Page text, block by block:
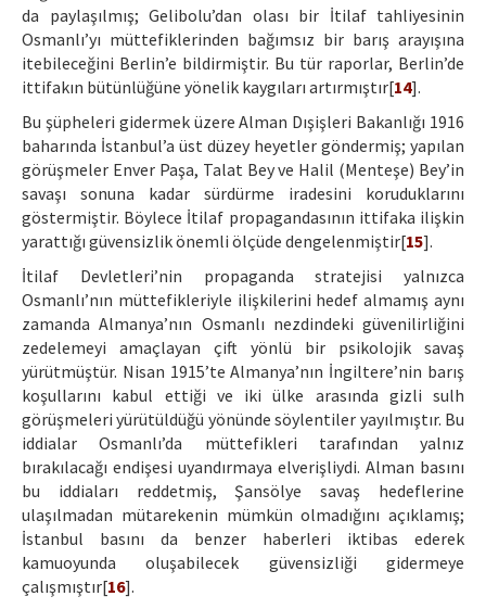
da paylaşılmış; Gelibolu’dan olası bir İtilaf tahliyesinin
Osmanlı’yı müttefiklerinden bağımsız bir barış arayışına
itebileceğini Berlin’e bildirmiştir. Bu tür raporlar, Berlin’de
ittifakın bütünlüğüne yönelik kaygıları artırmıştır[14].
Bu şüpheleri gidermek üzere Alman Dışişleri Bakanlığı 1916
baharında İstanbul’a üst düzey heyetler göndermiş; yapılan
görüşmeler Enver Paşa, Talat Bey ve Halil (Menteşe) Bey’in
savaşı sonuna kadar sürdürme iradesini koruduklarını
göstermiştir. Böylece İtilaf propagandasının ittifaka ilişkin
yarattığı güvensizlik önemli ölçüde dengelenmiştir[15].
İtilaf Devletleri’nin propaganda stratejisi yalnızca
Osmanlı’nın müttefikleriyle ilişkilerini hedef almamış aynı
zamanda Almanya’nın Osmanlı nezdindeki güvenilirliğini
zedelemeyi amaçlayan çift yönlü bir psikolojik savaş
yürütmüştür. Nisan 1915’te Almanya’nın İngiltere’nin barış
koşullarını kabul ettiği ve iki ülke arasında gizli sulh
görüşmeleri yürütüldüğü yönünde söylentiler yayılmıştır. Bu
iddialar Osmanlı’da müttefikleri tarafından yalnız
bırakılacağı endişesi uyandırmaya elverişliydi. Alman basını
bu iddiaları reddetmiş, Şansölye savaş hedeflerine
ulaşılmadan mütarekenin mümkün olmadığını açıklamış;
İstanbul basını da benzer haberleri iktibas ederek
kamuoyunda oluşabilecek güvensizliği gidermeye
çalışmıştır[16].